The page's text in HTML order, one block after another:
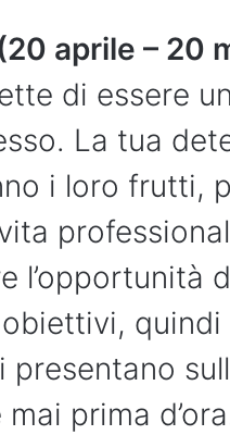
aprile – 20
di essere
La tua
i loro frutti,
l’opportunità
presentano
prima